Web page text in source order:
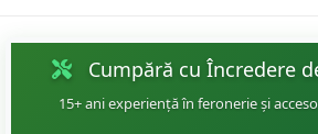
Cumpără cu Încredere
15+ ani experiență în feronerie și